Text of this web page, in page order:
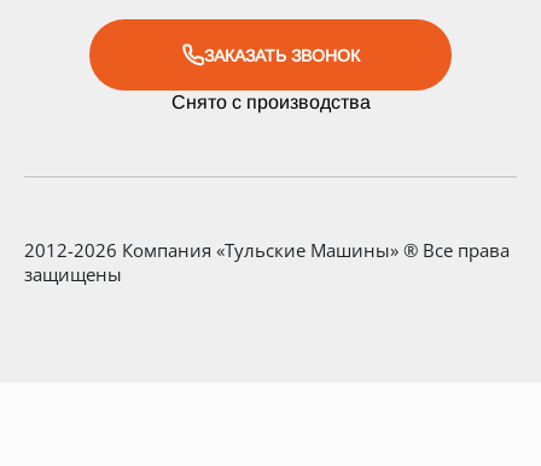
ЗАКАЗАТЬ ЗВОНОК
Снято с производства
2012-2026 Компания «Тульские Машины» ® Все права
защищены